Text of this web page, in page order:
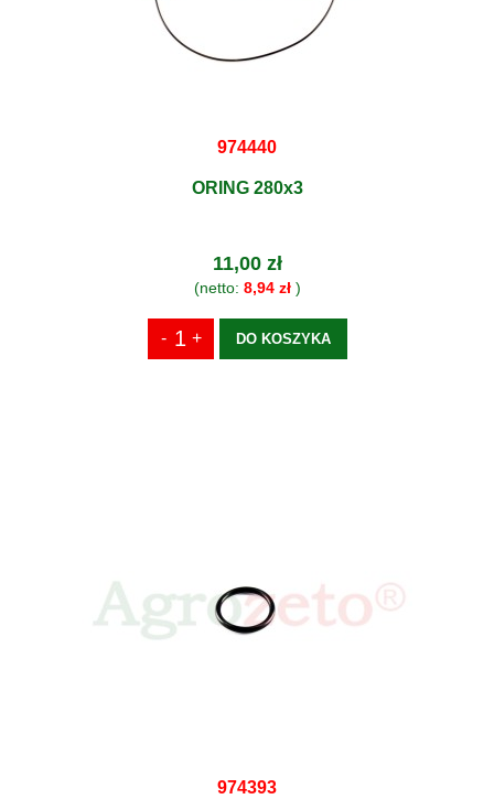
974440
ORING 280x3
11,00 zł
(netto: 8,94 zł)
DO KOSZYKA
974393